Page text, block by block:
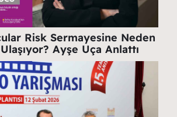
Risk Sermayesine Neden
Ayşe Uça Anlattı